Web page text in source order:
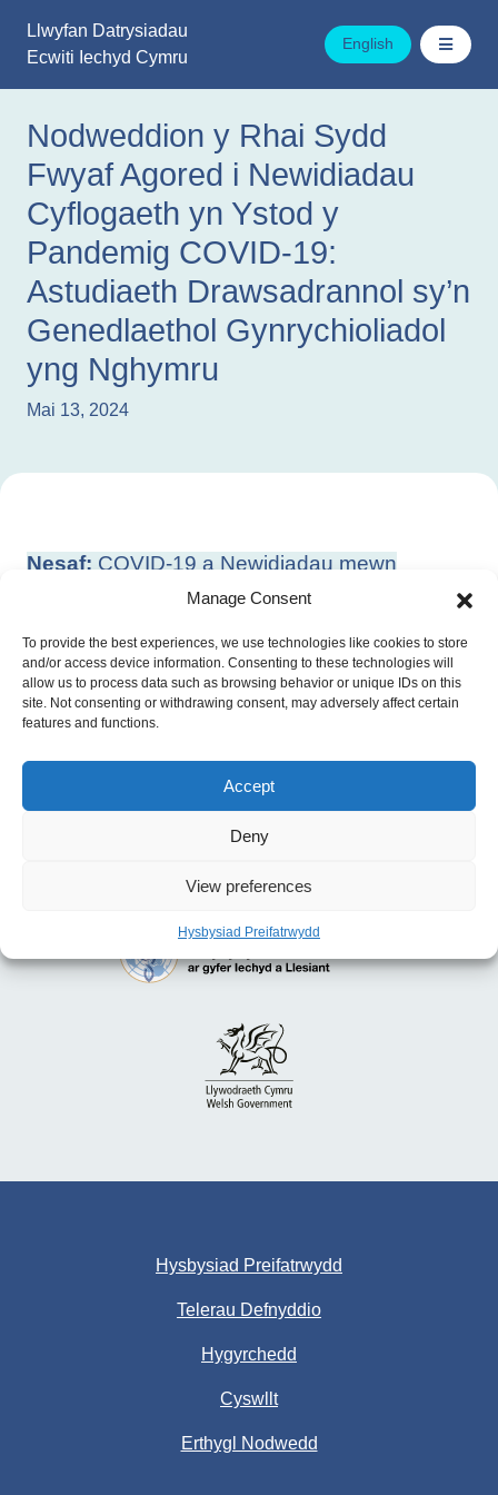
Manage Consent
To provide the best experiences, we use technologies like cookies to store
and/or access device information. Consenting to these technologies will
allow us to process data such as browsing behavior or unique IDs on this
site. Not consenting or withdrawing consent, may adversely affect certain
features and functions.
Accept
Deny
View preferences
Hysbysiad Preifatrwydd
cynnwys
Llwyfan Datrysiadau
Ecwiti Iechyd Cymru
English
Nodweddion y Rhai Sydd
Fwyaf Agored i Newidiadau
Cyflogaeth yn Ystod y
Pandemig COVID-19:
Astudiaeth Drawsadrannol sy’n
Genedlaethol Gynrychioliadol
yng Nghymru
Mai 13, 2024
Llywio
Nesaf: COVID-19 a Newidiadau mewn
Cyflogaeth yng Nghymru: Faint a Wyddwn am
Blaenorol:COVID-19 a Newidiadau
Cyflogaeth yng Nghymru: Mewnwelediadau ar
Gyfer Polisi – Pobl Ifanc, Cyflogaeth ac Iechyd
Hysbysiad Preifatrwydd
Telerau Defnyddio
Hygyrchedd
Cyswllt
Erthygl Nodwedd